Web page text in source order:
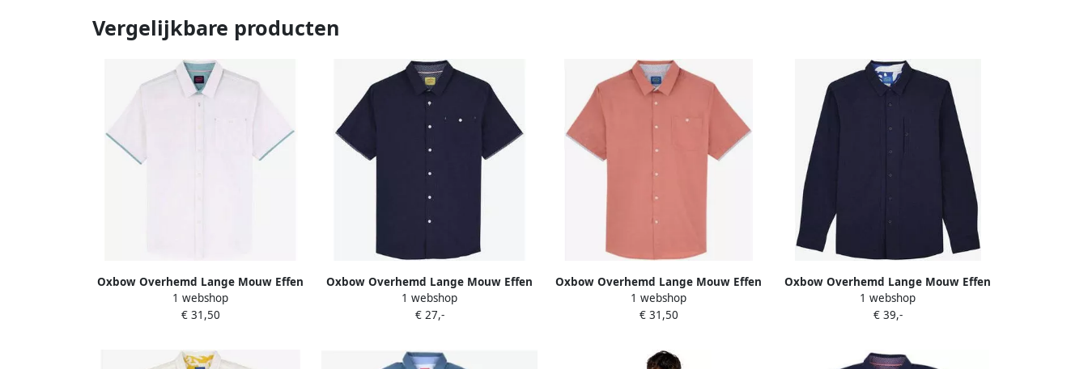
Vergelijkbare producten
Oxbow Overhemd Lange Mouw Effen
overhemd met korte mouwen P1CORY
1 webshop
€ 31,50
Oxbow Overhemd Lange Mouw Effen
overhemd met korte mouwen P1CORY
1 webshop
€ 27,-
Oxbow Overhemd Lange Mouw Effen
overhemd met korte mouwen P1CORY
1 webshop
€ 31,50
Oxbow Overhemd Lange Mouw Effen
overhemd met lange mouwen
P1CAZINA
1 webshop
€ 39,-